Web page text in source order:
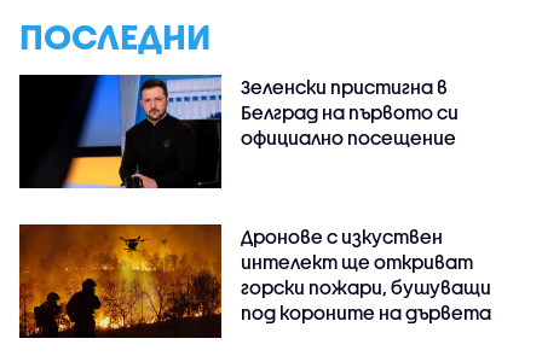
ПОСЛЕДНИ
Зеленски пристигна в
Белград на първото си
официално посещение
Дронове с изкуствен
интелект ще откриват
горски пожари, бушуващи
под короните на дървета